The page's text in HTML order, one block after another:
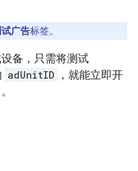
广告标签。
备，只需将测试
adUnitID
，就能立即开